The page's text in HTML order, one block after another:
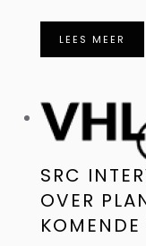
LEES MEER
SRC
OVER